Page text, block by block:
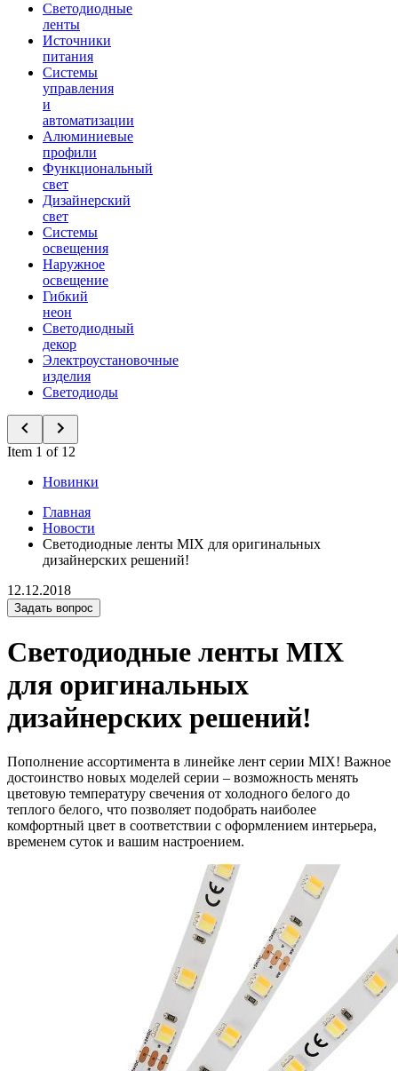
Светодиодные
ленты
Источники
питания
Системы
управления
и
автоматизации
Алюминиевые
профили
Функциональный
свет
Дизайнерский
свет
Системы
освещения
Наружное
освещение
Гибкий
неон
Светодиодный
декор
Электроустановочные
изделия
Светодиоды
Item 1 of 12
Новинки
Главная
Новости
Светодиодные ленты MIX для оригинальных
дизайнерских решений!
12.12.2018
Задать вопрос
Светодиодные ленты MIX
для оригинальных
дизайнерских решений!
Пополнение ассортимента в линейке лент серии MIX! Важное
достоинство новых моделей серии – возможность менять
цветовую температуру свечения от холодного белого до
теплого белого, что позволяет подобрать наиболее
комфортный цвет в соответствии с оформлением интерьера,
временем суток и вашим настроением.